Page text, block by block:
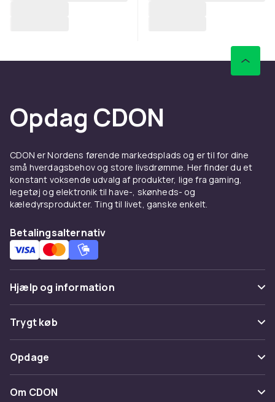
Opdag CDON
CDON er Nordens førende markedsplads og er til for dine
små hverdagsbehov og store livsdrømme. Her finder du et
konstant voksende udvalg af produkter, lige fra gaming,
legetøj og elektronik til have-, skønheds- og
kæledyrsprodukter. Ting til livet, ganske enkelt.
Betalingsalternativ
Hjælp og information
Ofte stillede spørgsmål
Spor pakke
Fortryd & returner her
Kontakt os
Trygt køb
Betaling
Levering
Opdage
Kategorier
Om CDON